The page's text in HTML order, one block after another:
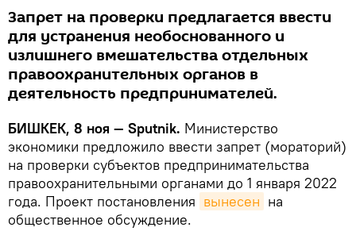
Запрет на проверки предлагается ввести
для устранения необоснованного и
излишнего вмешательства отдельных
правоохранительных органов в
деятельность предпринимателей.
БИШКЕК, 8 ноя — Sputnik. Министерство
экономики предложило ввести запрет (мораторий)
на проверки субъектов предпринимательства
правоохранительными органами до 1 января 2022
года. Проект постановления вынесен на
общественное обсуждение.